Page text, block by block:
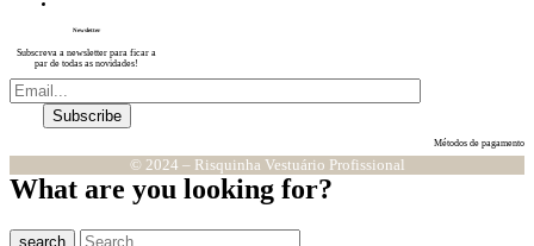
Newsletter
Subscreva a newsletter para ficar a
par de todas as novidades!
Métodos de pagamento
© 2024 – Risquinha Vestuário Profissional
What are you looking for?
search